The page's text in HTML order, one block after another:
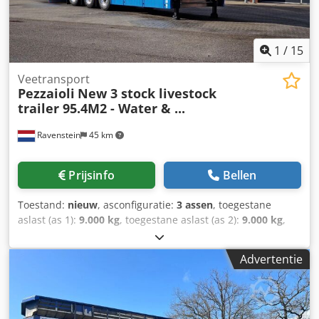
verkoop voorbehouden----Reclame en diverse opschriften
zijn digitaal verwijderd.
1 / 15
Ravenstein 45 km
Veetransport
Pezzaioli New 3 stock livestock
trailer 95.4M2 - Water & ...
Prijsinfo Bellen
Toestand: nieuw, asconfiguratie: 3 assen, toegestane
aslast (as 1): 9.000 kg, toegestane aslast (as 2): 9.000 kg,
9.000 kg
01/2026, totale lengte:14.040 mm, totale breedte:2.550
lucht, wielbasis:
2026, Uitrusting:ABS, =
Verdere opties en accessoires = - Luchtvering =
Opmerkingen = Binnenkort beschikbaar; Pezzaioli Nieuwe
Advertentie